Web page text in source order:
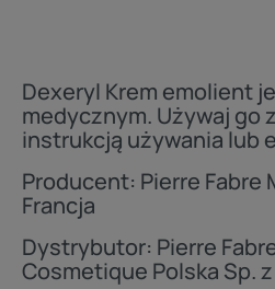
Dexeryl Krem emolient
medycznym. Używaj go
instrukcją używania lub
Producent: Pierre Fabre
Francja
Dystrybutor: Pierre
Cosmetique Polska Sp.